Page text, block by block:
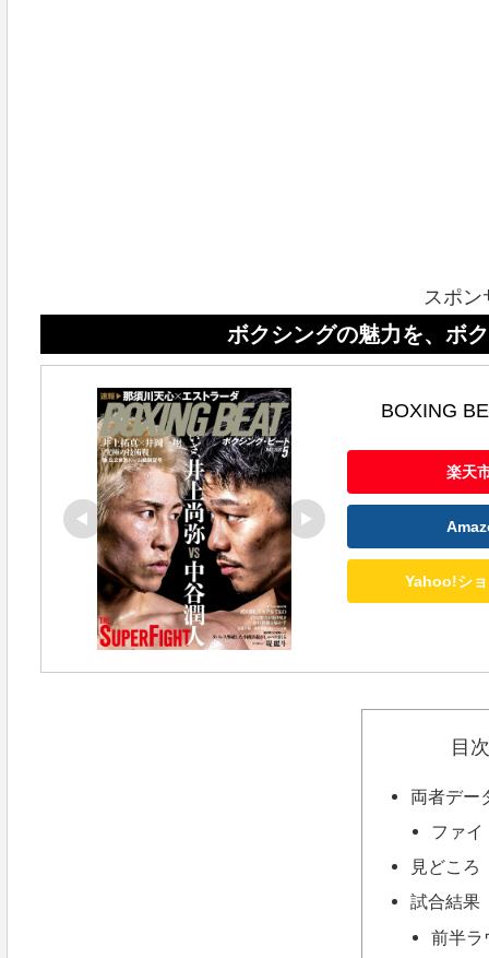
スポン
ボクシングの魅力を、ボクシングビー
BOXING
楽天
Yahoo!シ
目
両者デー
ファイ
見どころ
試合結果
前半ラ